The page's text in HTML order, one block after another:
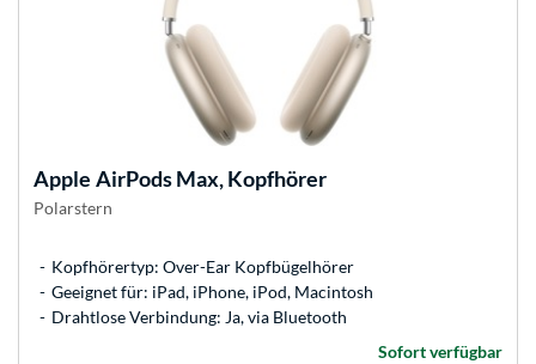
Apple AirPods Max, Kopfhörer
Polarstern
Kopfhörertyp: Over-Ear Kopfbügelhörer
Geeignet für: iPad, iPhone, iPod, Macintosh
Drahtlose Verbindung: Ja, via Bluetooth
Sofort verfügbar